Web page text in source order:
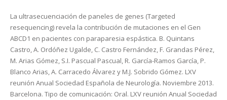
La ultrasecuenciación de paneles de genes (Targeted
resequencing) revela la contribución de mutaciones en el Gen
ABCD1 en pacientes con paraparesia espástica. B. Quintans
Castro, A. Ordóñez Ugalde, C. Castro Fernández, F. Grandas Pérez,
M. Arias Gómez, S.I. Pascual Pascual, R. García-Ramos García, P.
Blanco Arias, A. Carracedo Álvarez y M.J. Sobrido Gómez. LXV
reunión Anual Sociedad Española de Neurología. Noviembre 2013.
Barcelona. Tipo de comunicación: Oral. LXV reunión Anual Sociedad